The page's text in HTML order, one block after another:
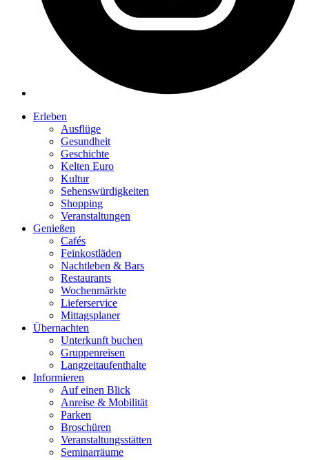
Erleben
Ausflüge
Gesundheit
Geschichte
Kelten Euro
Kultur
Sehenswürdigkeiten
Shopping
Veranstaltungen
Genießen
Cafés
Feinkostläden
Nachtleben & Bars
Restaurants
Wochenmärkte
Lieferservice
Mittagsplaner
Übernachten
Unterkunft buchen
Gruppenreisen
Langzeitaufenthalte
Informieren
Auf einen Blick
Anreise & Mobilität
Parken
Broschüren
Veranstaltungsstätten
Seminarräume